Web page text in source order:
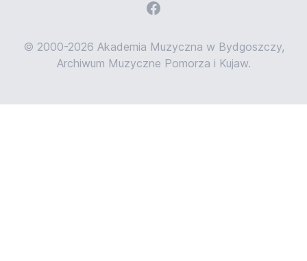
© 2000-2026 Akademia Muzyczna w Bydgoszczy,
Archiwum Muzyczne Pomorza i Kujaw.